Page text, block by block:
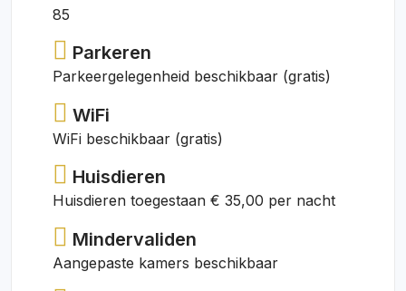
85
Parkeren
Parkeergelegenheid beschikbaar (gratis)
WiFi
WiFi beschikbaar (gratis)
Huisdieren
Huisdieren toegestaan € 35,00 per nacht
Mindervaliden
Aangepaste kamers beschikbaar